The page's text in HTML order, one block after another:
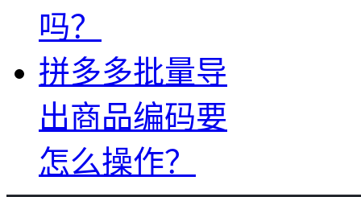
吗？
拼多多批量导
出商品编码要
怎么操作？